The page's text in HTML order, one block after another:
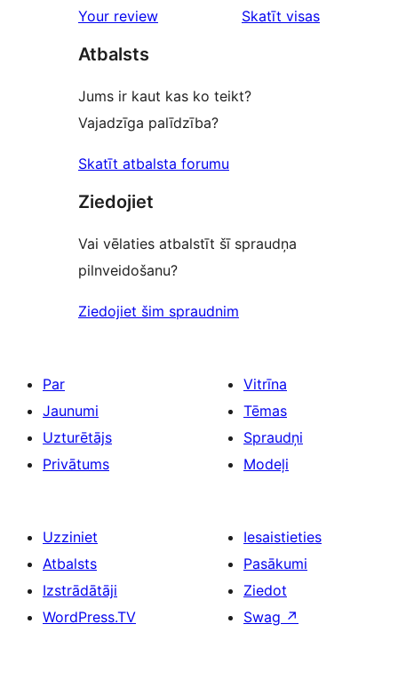
star
Your review
Skatīt visas
Atbalsts
Jums ir kaut kas ko teikt?
Vajadzīga palīdzība?
Skatīt atbalsta forumu
Ziedojiet
Vai vēlaties atbalstīt šī spraudņa
pilnveidošanu?
Ziedojiet šim spraudnim
Par
Jaunumi
Uzturētājs
Privātums
Vitrīna
Tēmas
Spraudņi
Modeļi
Uzziniet
Atbalsts
Izstrādātāji
WordPress.TV
Iesaistieties
Pasākumi
Ziedot
Swag ↗